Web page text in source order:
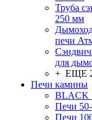
Труба
250 мм
печи
для
+ ЕЩЕ
Печи камины
BLACK
Печи
Печи